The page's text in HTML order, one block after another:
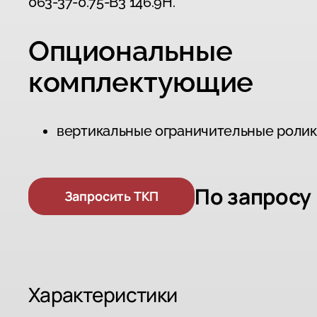
Опциональные
комплектующие
вертикальные ограничительные
Запросить ТКП По запросу
Характеристики